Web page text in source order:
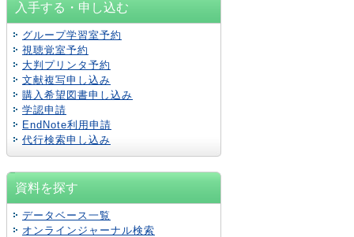
入手する・申し込む
グループ学習室予約
視聴覚室予約
大判プリンタ予約
文献複写申し込み
購入希望図書申し込み
学認申請
EndNote利用申請
代行検索申し込み
資料を探す
データベース一覧
オンラインジャーナル検索